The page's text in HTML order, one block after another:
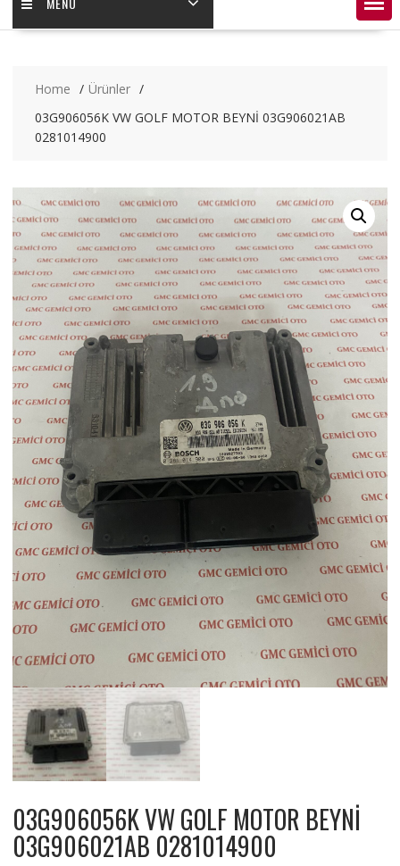
Home
Ürünler
03G906056K VW GOLF MOTOR BEYNİ 03G906021AB
0281014900
03G906056K VW GOLF MOTOR BEYNİ
03G906021AB 0281014900